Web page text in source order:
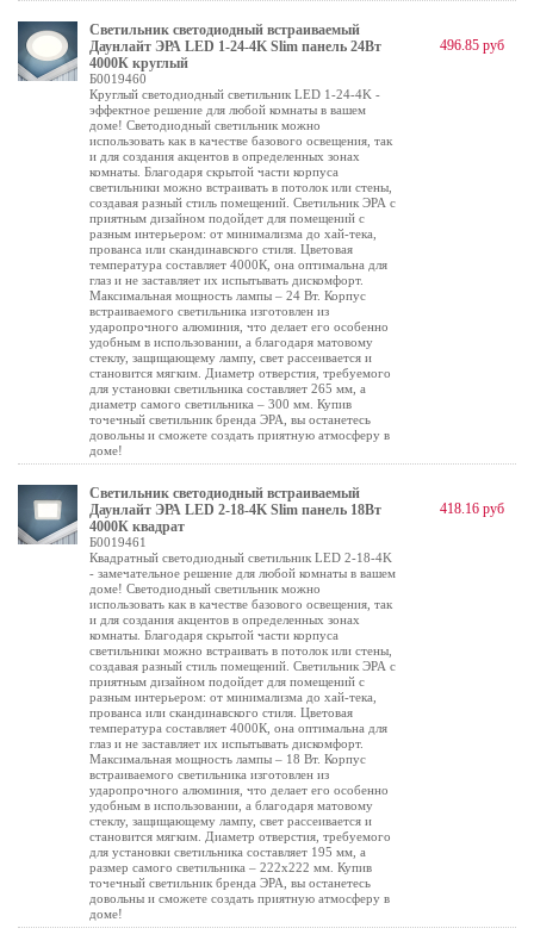
Светильник светодиодный встраиваемый
Даунлайт ЭРА LED 1-24-4K Slim панель 24Вт
4000К круглый
Б0019460
Круглый светодиодный светильник LED 1-24-4K -
эффектное решение для любой комнаты в вашем
доме! Светодиодный светильник можно
использовать как в качестве базового освещения, так
и для создания акцентов в определенных зонах
комнаты. Благодаря скрытой части корпуса
светильники можно встраивать в потолок или стены,
создавая разный стиль помещений. Светильник ЭРА с
приятным дизайном подойдет для помещений с
разным интерьером: от минимализма до хай-тека,
прованса или скандинавского стиля. Цветовая
температура составляет 4000К, она оптимальна для
глаз и не заставляет их испытывать дискомфорт.
Максимальная мощность лампы – 24 Вт. Корпус
встраиваемого светильника изготовлен из
ударопрочного алюминия, что делает его особенно
удобным в использовании, а благодаря матовому
стеклу, защищающему лампу, свет рассеивается и
становится мягким. Диаметр отверстия, требуемого
для установки светильника составляет 265 мм, а
диаметр самого светильника – 300 мм. Купив
точечный светильник бренда ЭРА, вы останетесь
довольны и сможете создать приятную атмосферу в
доме!
496.85 руб
Светильник светодиодный встраиваемый
Даунлайт ЭРА LED 2-18-4K Slim панель 18Вт
4000К квадрат
Б0019461
Квадратный светодиодный светильник LED 2-18-4K
- замечательное решение для любой комнаты в вашем
доме! Светодиодный светильник можно
использовать как в качестве базового освещения, так
и для создания акцентов в определенных зонах
комнаты. Благодаря скрытой части корпуса
светильники можно встраивать в потолок или стены,
создавая разный стиль помещений. Светильник ЭРА с
приятным дизайном подойдет для помещений с
разным интерьером: от минимализма до хай-тека,
прованса или скандинавского стиля. Цветовая
температура составляет 4000К, она оптимальна для
глаз и не заставляет их испытывать дискомфорт.
Максимальная мощность лампы – 18 Вт. Корпус
встраиваемого светильника изготовлен из
ударопрочного алюминия, что делает его особенно
удобным в использовании, а благодаря матовому
стеклу, защищающему лампу, свет рассеивается и
становится мягким. Диаметр отверстия, требуемого
для установки светильника составляет 195 мм, а
размер самого светильника – 222х222 мм. Купив
точечный светильник бренда ЭРА, вы останетесь
довольны и сможете создать приятную атмосферу в
доме!
418.16 руб